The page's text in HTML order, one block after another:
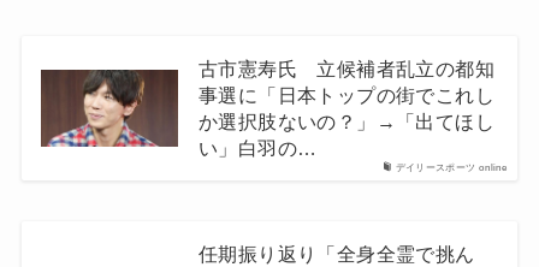
デイリースポーツ online
古市憲寿氏 立候補者乱立の都知
事選に「日本トップの街でこれし
か選択肢ないの？」→「出てほし
い」白羽の…
任期振り返り「全身全霊で挑ん